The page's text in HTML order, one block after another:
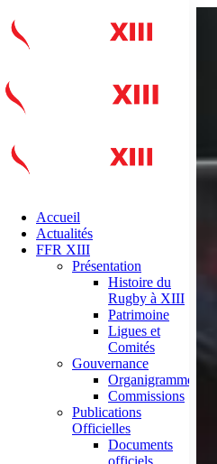
Accueil
Actualités
FFR XIII
Présentation
Histoire du
Rugby à XIII
Patrimoine
Ligues et
Comités
Gouvernance
Organigramme
Commissions
Publications
Officielles
Documents